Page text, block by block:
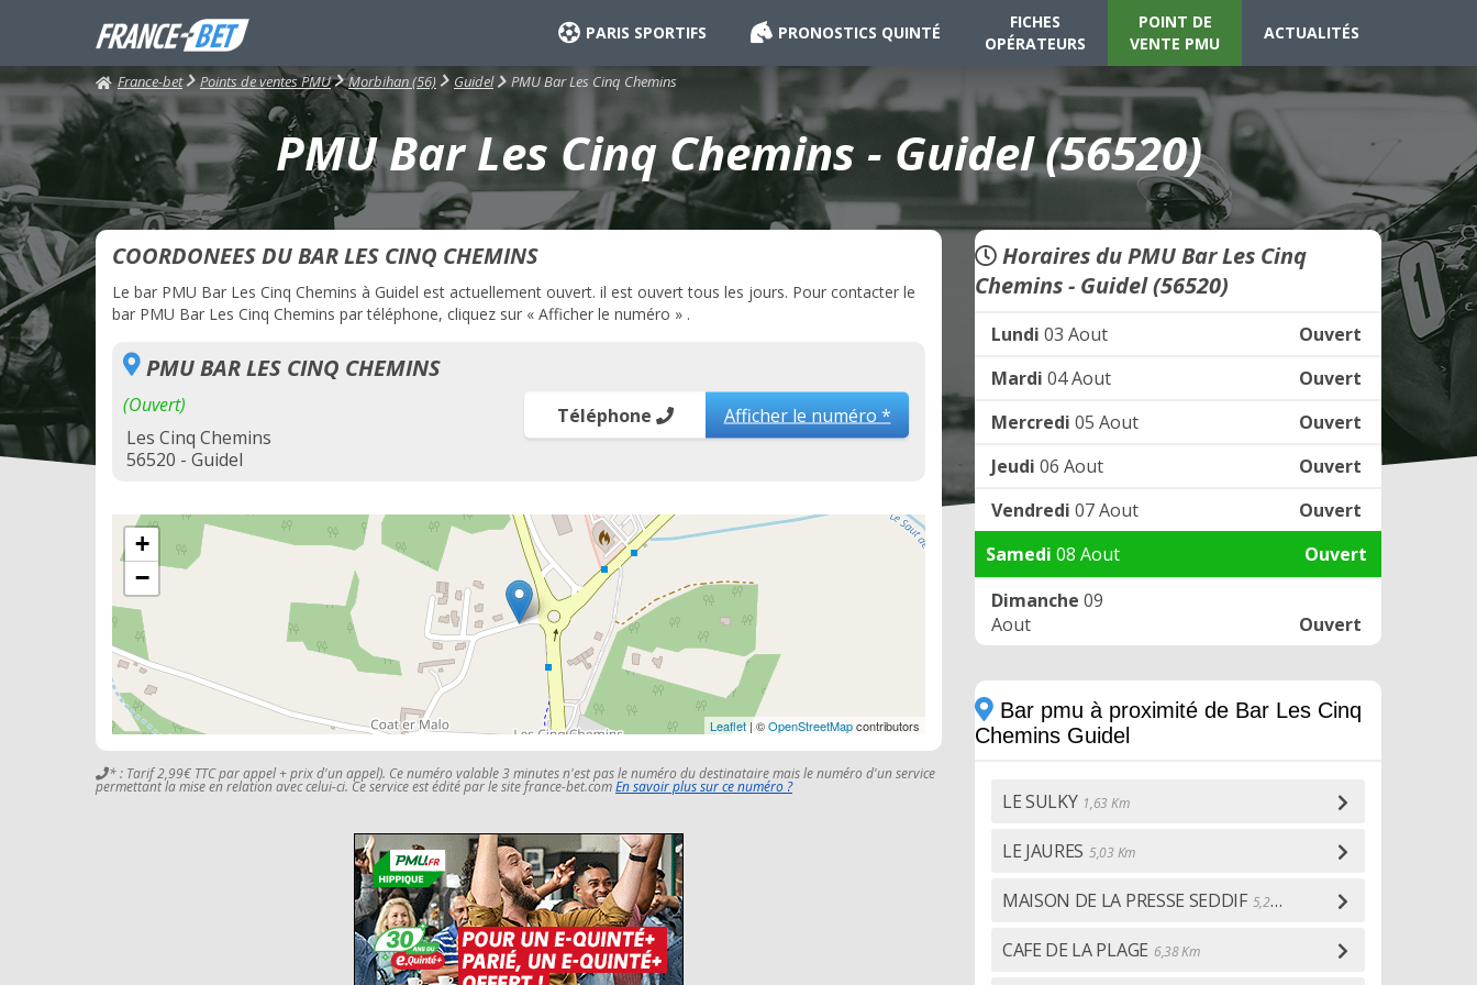
PARIS SPORTIFS PRONOSTICS QUINTÉ
FICHES
OPÉRATEURS
POINT DE
VENTE PMU
ACTUALITÉS
France-bet Points de ventes PMU Morbihan (56) Guidel PMU Bar Les Cinq Chemins
PMU Bar Les Cinq Chemins - Guidel (56520)
COORDONEES DU BAR LES CINQ CHEMINS
Le bar PMU Bar Les Cinq Chemins à Guidel est actuellement ouvert. il est ouvert tous les jours. Pour contacter le
bar PMU Bar Les Cinq Chemins par téléphone, cliquez sur « Afficher le numéro » .
PMU BAR LES CINQ CHEMINS
(Ouvert)
Les Cinq Chemins
56520 - Guidel
Téléphone Afficher le numéro *
+
−
Leaflet | ©OpenStreetMapcontributors
* : Tarif 2,99€ TTC par appel + prix d'un appel). Ce numéro valable 3 minutes n'est pas le numéro du destinataire mais le numéro d'un service
permettant la mise en relation avec celui-ci. Ce service est édité par le site france-bet.comEn savoir plus sur ce numéro ?
Horaires du PMU Bar Les Cinq
Chemins - Guidel (56520)
Lundi 03 Aout
Ouvert
Mardi 04 Aout
Ouvert
Mercredi 05 Aout
Ouvert
Jeudi 06 Aout
Ouvert
Vendredi 07 Aout
Ouvert
Samedi 08 Aout
Ouvert
Dimanche 09
Aout
Ouvert
Bar pmu à proximité de Bar Les Cinq
Chemins Guidel
LE SULKY 1,63 Km
LE JAURES 5,03 Km
MAISON DE LA PRESSE SEDDIF 5,28 Km
CAFE DE LA PLAGE 6,38 Km